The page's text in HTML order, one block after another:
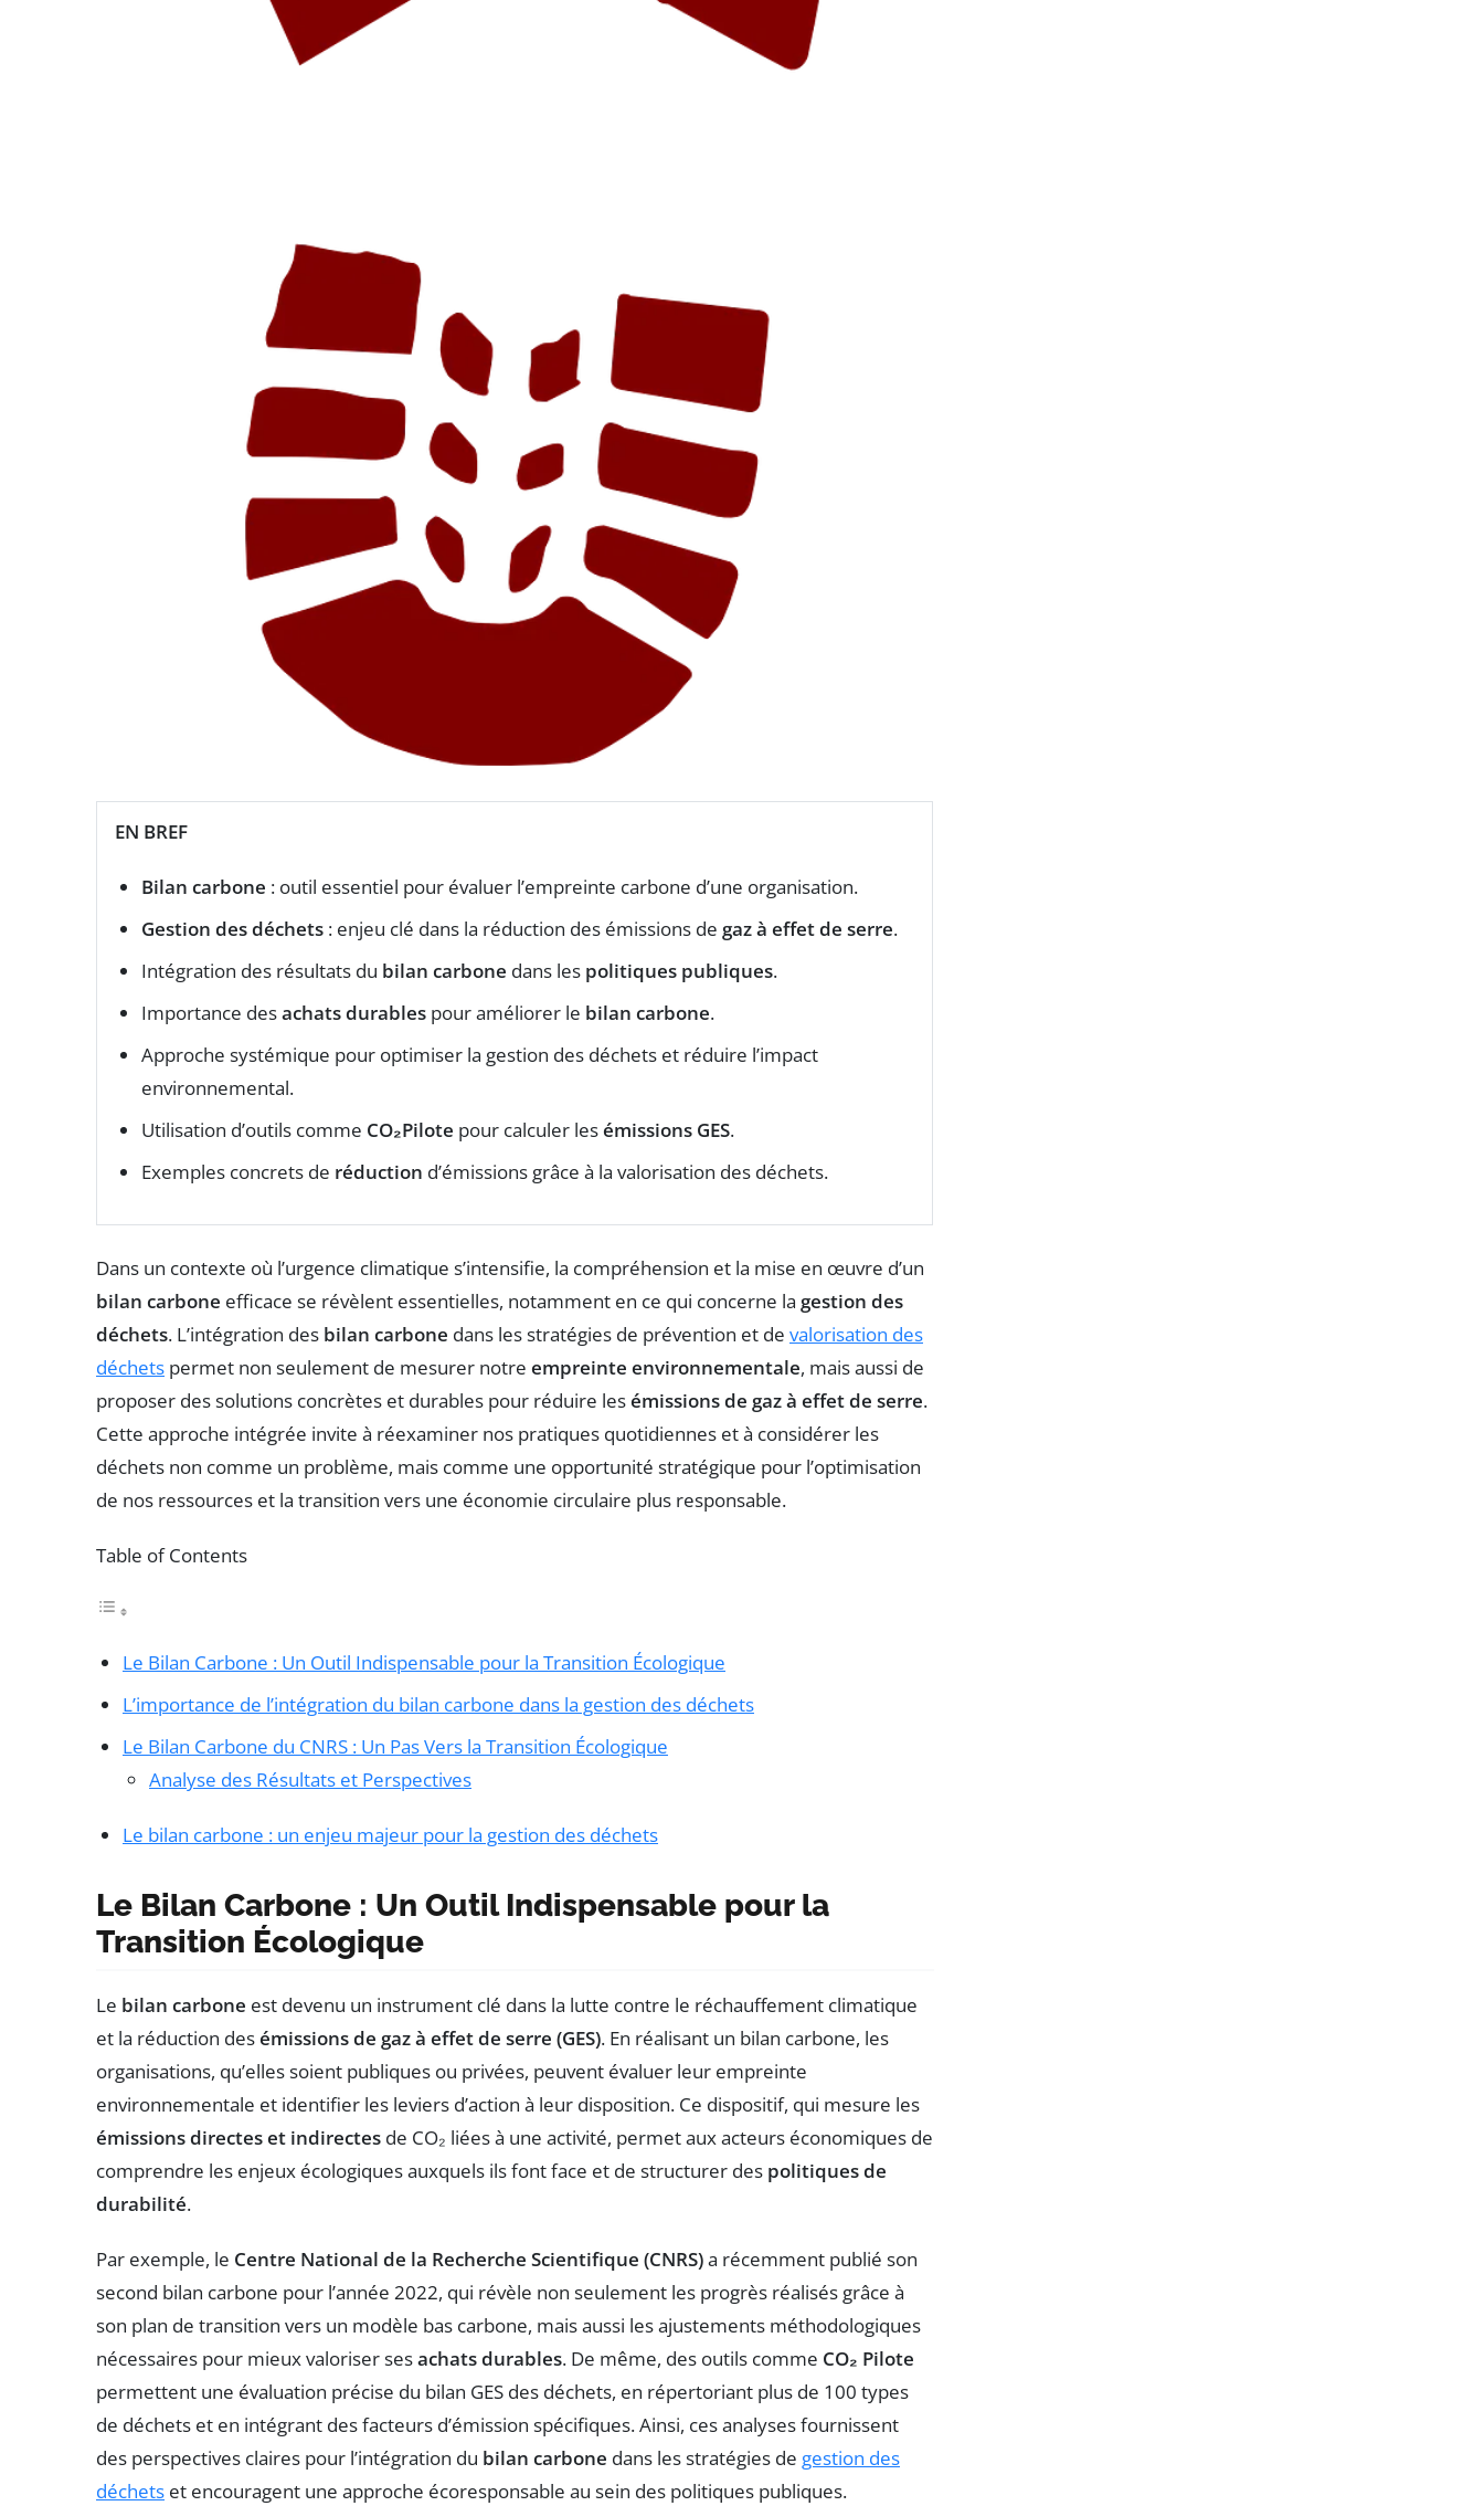
EN BREF
Bilan carbone : outil essentiel pour évaluer l’empreinte carbone d’une organisation.
Gestion des déchets : enjeu clé dans la réduction des émissions de gaz à effet de serre.
Intégration des résultats du bilan carbone dans les politiques publiques.
Importance desachats durables pour améliorer le bilan carbone.
Approche systémique pour optimiser la gestion des déchets et réduire l’impact
environnemental.
Utilisation d’outils comme CO₂Pilote pour calculer lesémissions GES.
Exemples concrets de réduction d’émissions grâce à la valorisation des déchets.
Dans un contexte où l’urgence climatique s’intensifie, la compréhension et la mise en œuvre d’un
bilan carbone efficace se révèlent essentielles, notamment en ce qui concerne la gestion des
déchets. L’intégration des bilan carbone dans les stratégies de prévention et de valorisation des
déchets permet non seulement de mesurer notre empreinte environnementale, mais aussi de
proposer des solutions concrètes et durables pour réduire lesémissions de gaz à effet de serre.
Cette approche intégrée invite à réexaminer nos pratiques quotidiennes et à considérer les
déchets non comme un problème, mais comme une opportunité stratégique pour l’optimisation
de nos ressources et la transition vers une économie circulaire plus responsable.
Table of Contents
Le Bilan Carbone : Un Outil Indispensable pour la Transition Écologique
L’importance de l’intégration du bilan carbone dans la gestion des déchets
Le Bilan Carbone du CNRS : Un Pas Vers la Transition Écologique
Analyse des Résultats et Perspectives
Le bilan carbone : un enjeu majeur pour la gestion des déchets
Le Bilan Carbone : Un Outil Indispensable pour la
Transition Écologique
Le bilan carbone est devenu un instrument clé dans la lutte contre le réchauffement climatique
et la réduction desémissions de gaz à effet de serre (GES). En réalisant un bilan carbone, les
organisations, qu’elles soient publiques ou privées, peuvent évaluer leur empreinte
environnementale et identifier les leviers d’action à leur disposition. Ce dispositif, qui mesure les
émissions directes et indirectes de CO₂ liées à une activité, permet aux acteurs économiques de
comprendre les enjeux écologiques auxquels ils font face et de structurer des politiques de
durabilité.
Par exemple, le Centre National de la Recherche Scientifique (CNRS)a récemment publié son
second bilan carbone pour l’année 2022, qui révèle non seulement les progrès réalisés grâce à
son plan de transition vers un modèle bas carbone, mais aussi les ajustements méthodologiques
nécessaires pour mieux valoriser sesachats durables. De même, des outils comme CO₂ Pilote
permettent une évaluation précise du bilan GES des déchets, en répertoriant plus de 100 types
de déchets et en intégrant des facteurs d’émission spécifiques. Ainsi, ces analyses fournissent
des perspectives claires pour l’intégration du bilan carbone dans les stratégies de gestion des
déchets et encouragent une approche écoresponsable au sein des politiques publiques.